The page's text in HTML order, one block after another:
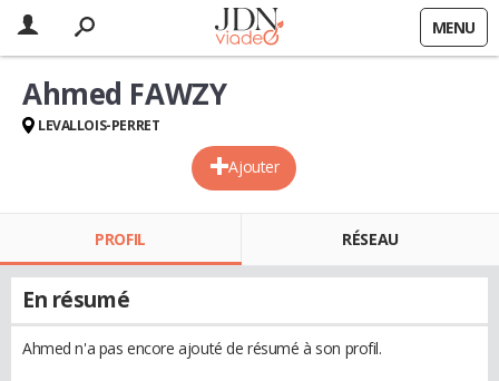
MENU
Ajouter
Ahmed FAWZY
LEVALLOIS-PERRET
PROFIL RÉSEAU
En résumé
Ahmed n'a pas encore ajouté de résumé à son profil.